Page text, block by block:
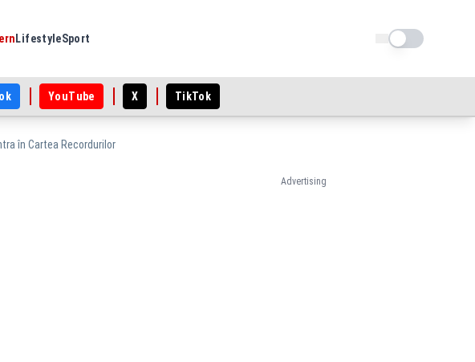
LifestyleSport Schimba tema
YouTube X TikTok
în Cartea Recordurilor
Advertising